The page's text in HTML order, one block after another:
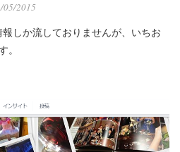
05/2015
しか流しておりませんが、いちお
。